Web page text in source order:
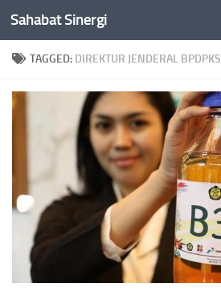
Skip to content
Sahabat Sinergi
TAGGED: DIREKTUR JENDERAL BPDPKS